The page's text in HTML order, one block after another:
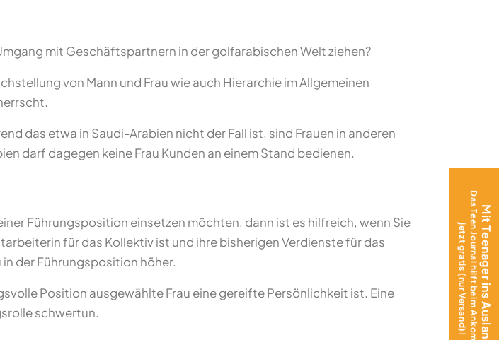
mit Geschäftspartnern in der golfarabischen Welt ziehen?
von Mann und Frau wie auch Hierarchie im Allgemeinen
das etwa in Saudi-Arabien nicht der Fall ist, sind Frauen in anderen
darf dagegen keine Frau Kunden an einem Stand bedienen.
Führungsposition einsetzen möchten, dann ist es hilfreich, wenn Sie
für das Kollektiv ist und ihre bisherigen Verdienste für das
der Führungsposition höher.
Position ausgewählte Frau eine gereifte Persönlichkeit ist. Eine
schwertun.
Mit Teenager ins Ausland?
Das Teen Journal hilft beim Ankommen –
jetzt gratis (nur Versand)!